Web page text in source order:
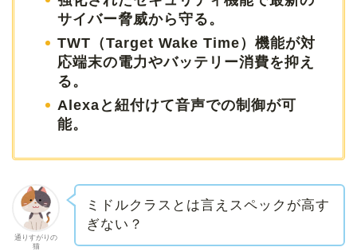
サイバー脅威から守る。
TWT（Target Wake Time）機能が対
応端末の電力やバッテリー消費を抑え
る。
Alexaと紐付けて音声での制御が可
能。
通りすがりの
猫
ミドルクラスとは言えスペックが高す
ぎない？